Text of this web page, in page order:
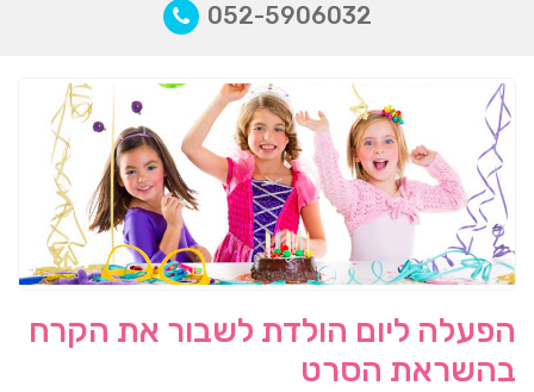
052-5906032
הפעלה ליום הולדת לשבור את הקרח
בהשראת הסרט